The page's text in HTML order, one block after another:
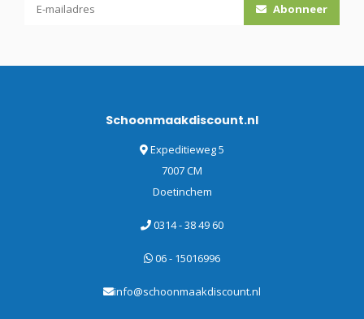
Abonneer
Schoonmaakdiscount.nl
Expeditieweg 5
7007 CM
Doetinchem
0314 - 38 49 60
06 - 15016996
info@schoonmaakdiscount.nl